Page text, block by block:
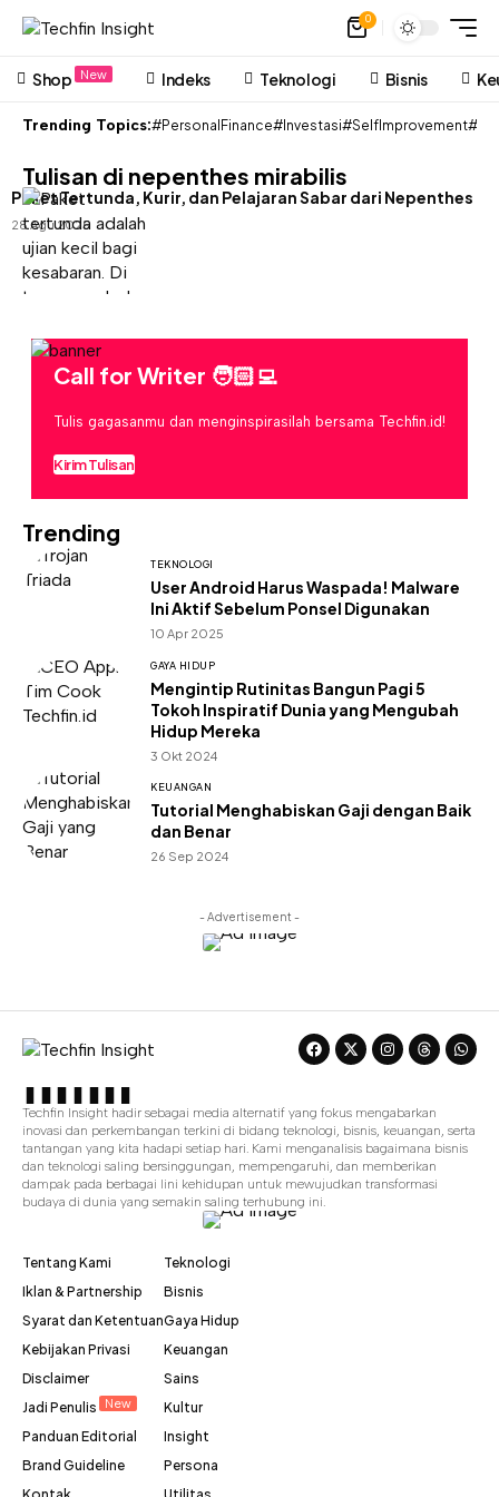
0
Shop New Indeks Teknologi Bisnis
Trending Topics:#PersonalFinance#Investasi#SelfImprovement
Tulisan di nepenthes mirabilis
Paket Tertunda, Kurir, dan Pelajaran Sabar dari Nepenthes
28 Agu 2025
Call for Writer 🧑🏻‍💻
Tulis gagasanmu dan menginspirasilah bersama Techfin.id!
Kirim Tulisan
Trending
TEKNOLOGI
User Android Harus Waspada! Malware
Ini Aktif Sebelum Ponsel Digunakan
10 Apr 2025
GAYA HIDUP
Mengintip Rutinitas Bangun Pagi 5
Tokoh Inspiratif Dunia yang Mengubah
Hidup Mereka
3 Okt 2024
KEUANGAN
Tutorial Menghabiskan Gaji dengan Baik
dan Benar
26 Sep 2024
- Advertisement -
Techfin Insight hadir sebagai media alternatif yang fokus mengabarkan
inovasi dan perkembangan terkini di bidang teknologi, bisnis, keuangan, serta
tantangan yang kita hadapi setiap hari. Kami menganalisis bagaimana bisnis
dan teknologi saling bersinggungan, mempengaruhi, dan memberikan
dampak pada berbagai lini kehidupan untuk mewujudkan transformasi
budaya di dunia yang semakin saling terhubung ini.
Tentang Kami
Iklan & Partnership
Syarat dan Ketentuan
Kebijakan Privasi
Disclaimer
Jadi Penulis
New
Panduan Editorial
Brand Guideline
Teknologi
Bisnis
Gaya Hidup
Keuangan
Sains
Kultur
Insight
Persona